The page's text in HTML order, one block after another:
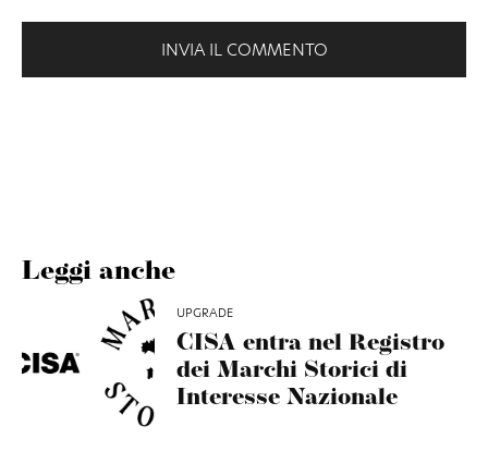
Leggi anche
UPGRADE
CISA entra nel Registro
dei Marchi Storici di
Interesse Nazionale